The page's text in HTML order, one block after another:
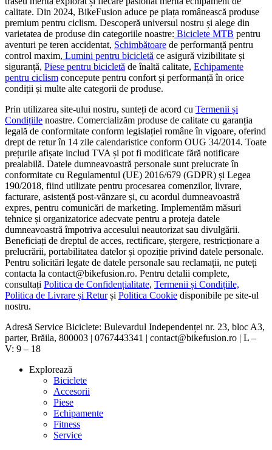
calitate. Din 2024, BikeFusion aduce pe piața românească produse
premium pentru ciclism. Descoperă universul nostru și alege din
varietatea de produse din categoriile noastre: Biciclete MTB pentru
aventuri pe teren accidentat, Schimbătoare de performanță pentru
control maxim, Lumini pentru bicicletă ce asigură vizibilitate și
siguranță, Piese pentru bicicletă de înaltă calitate, Echipamente
pentru ciclism concepute pentru confort și performanță în orice
condiții și multe alte categorii de produse.
Prin utilizarea site-ului nostru, sunteți de acord cu Termenii și
Condițiile noastre. Comercializăm produse de calitate cu garanția
legală de conformitate conform legislației române în vigoare, oferind
drept de retur în 14 zile calendaristice conform OUG 34/2014. Toate
prețurile afișate includ TVA și pot fi modificate fără notificare
prealabilă. Datele dumneavoastră personale sunt prelucrate în
conformitate cu Regulamentul (UE) 2016/679 (GDPR) și Legea
190/2018, fiind utilizate pentru procesarea comenzilor, livrare,
facturare, asistență post-vânzare și, cu acordul dumneavoastră
expres, pentru comunicări de marketing. Implementăm măsuri
tehnice și organizatorice adecvate pentru a proteja datele
dumneavoastră împotriva accesului neautorizat sau divulgării.
Beneficiați de dreptul de acces, rectificare, ștergere, restricționare a
prelucrării, portabilitatea datelor și opoziție privind datele personale.
Pentru solicitări legate de datele personale sau reclamații, ne puteți
contacta la contact@bikefusion.ro. Pentru detalii complete,
consultați Politica de Confidențialitate, Termenii și Condițiile,
Politica de Livrare și Returși Politica Cookie disponibile pe site-ul
nostru.
Adresă Service Biciclete: Bulevardul Independenței nr. 23, bloc A3,
parter, Brăila, 800003 | 0767443341 | contact@bikefusion.ro | L –
V: 9 – 18
Explorează
Biciclete
Accesorii
Piese
Echipamente
Fitness
Service